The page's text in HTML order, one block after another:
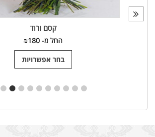
קסם ורוד
החל מ- ₪180
בחר אפשרויות